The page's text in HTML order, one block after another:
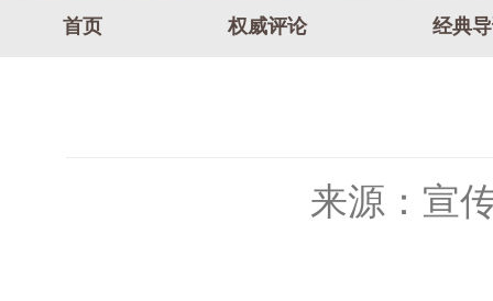
首页 权威评论 经典
来源：宣